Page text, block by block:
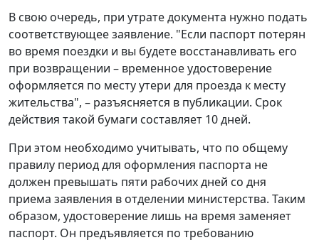
В свою очередь, при утрате документа нужно подать
соответствующее заявление. "Если паспорт потерян
во время поездки и вы будете восстанавливать его
при возвращении – временное удостоверение
оформляется по месту утери для проезда к месту
жительства", – разъясняется в публикации. Срок
действия такой бумаги составляет 10 дней.
При этом необходимо учитывать, что по общему
правилу период для оформления паспорта не
должен превышать пяти рабочих дней со дня
приема заявления в отделении министерства. Таким
образом, удостоверение лишь на время заменяет
паспорт. Он предъявляется по требованию